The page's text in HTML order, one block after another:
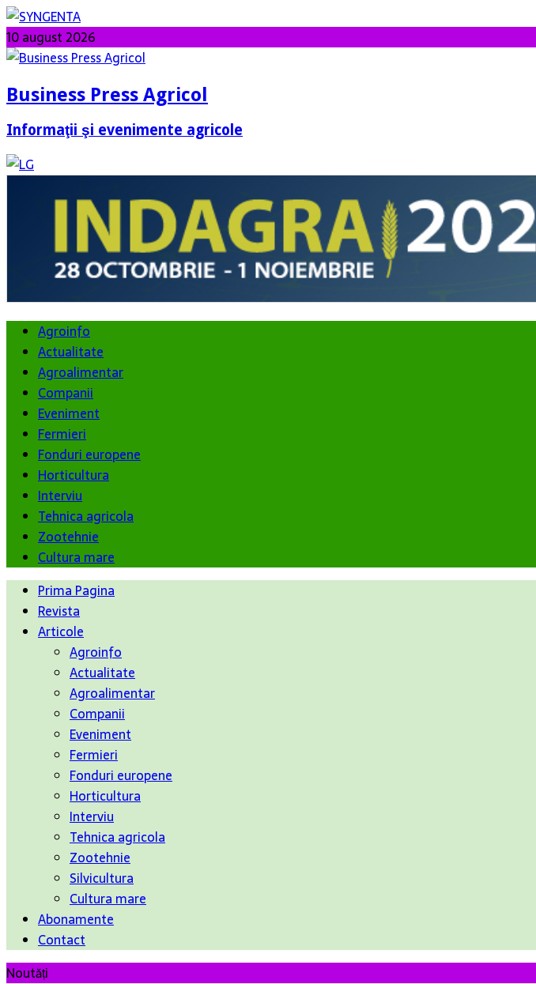
10 august 2026
Business Press Agricol
Informaţii şi evenimente agricole
Agroinfo
Actualitate
Agroalimentar
Companii
Eveniment
Fermieri
Fonduri europene
Horticultura
Interviu
Tehnica agricola
Zootehnie
Cultura mare
Prima Pagina
Revista
Articole
Agroinfo
Actualitate
Agroalimentar
Companii
Eveniment
Fermieri
Fonduri europene
Horticultura
Interviu
Tehnica agricola
Zootehnie
Silvicultura
Cultura mare
Abonamente
Contact
Noutăți